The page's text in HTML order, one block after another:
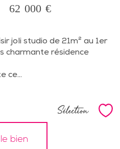
62 000 €
joli studio de 21m² au 1er
charmante résidence
ce...
Sélection
bien